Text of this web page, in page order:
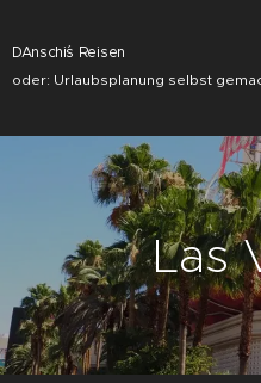
DAnschi´s Reisen
oder: Urlaubsplanung selbst
Las